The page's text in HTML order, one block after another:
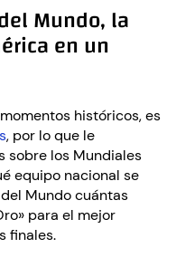
Mundo, la
en un
históricos, es
, por lo que le
sobre los Mundiales
equipo nacional se
Mundo cuántas
para el mejor
finales.